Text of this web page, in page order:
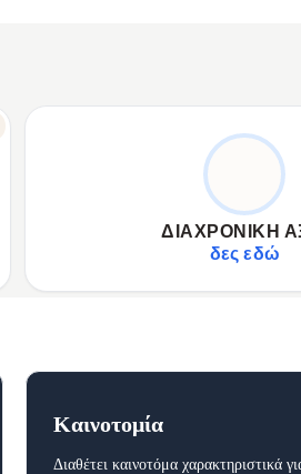
ΔΙΑΧΡΟΝΙΚΉ
δες εδώ
ΦΎΣΗ ΚΑΙ
Συνδυάζει φυσική
Ιδανική επιλογή για
Αναδεικνύει την
Καινοτομία
Διαθέτει καινοτόμα χαρακτηριστικά